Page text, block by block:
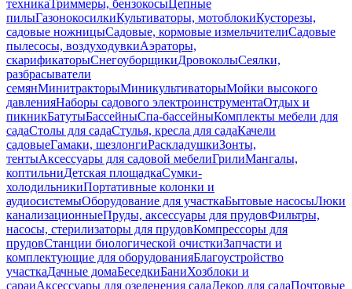
техникаТриммеры, бензокосыЦепные
пилыГазонокосилкиКультиваторы, мотоблокиКусторезы,
садовые ножницыСадовые, кормовые измельчителиСадовые
пылесосы, воздуходувкиАэраторы,
скарификаторыСнегоуборщикиДровоколыСеялки,
разбрасыватели
семянМинитракторыМиникультиваторыМойки высокого
давленияНаборы садового электроинструментаОтдых и
пикникБатутыБассейныСпа-бассейныКомплекты мебели для
садаСтолы для садаСтулья, кресла для садаКачели
садовыеГамаки, шезлонгиРаскладушкиЗонты,
тентыАксессуары для садовой мебелиГрилиМангалы,
коптильниДетская площадкаСумки-
холодильникиПортативные колонки и
аудиосистемыОборудование для участкаБытовые насосыЛюки
канализационныеПруды, аксессуары для прудовФильтры,
насосы, стерилизаторы для прудовКомпрессоры для
прудовСтанции биологической очисткиЗапчасти и
комплектующие для оборудованияБлагоустройство
участкаДачные домаБеседкиБаниХозблоки и
сараиАксессуары для озеленения садаДекор для садаПочтовые